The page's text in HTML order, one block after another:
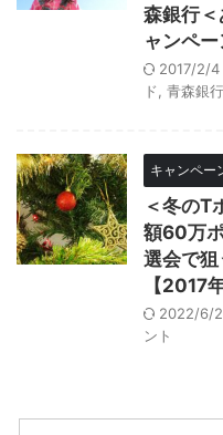
森銀行
ャンペ
2017/2/4
ド
青森銀行
キャンペー
＜冬のT
額60万
選会で狙
【2017
2022/6/2
ント